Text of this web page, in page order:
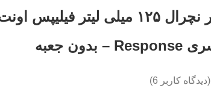
(دیدگاه کاربر 6
)